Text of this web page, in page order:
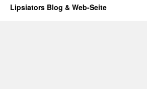
Lipsiators Blog & Web-Seite